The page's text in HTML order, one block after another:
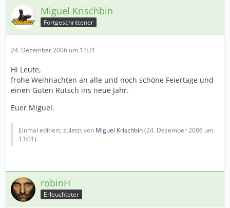
Miguel Krischbin
Fortgeschrittener
24. Dezember 2006 um 11:31
Hi Leute,
frohe Weihnachten an alle und noch schöne Feiertage und
einen Guten Rutsch ins neue Jahr.
Euer Miguel.
Einmal editiert, zuletzt von Miguel Krischbin(24. Dezember 2006 um
13:01)
robinH
Erleuchteter